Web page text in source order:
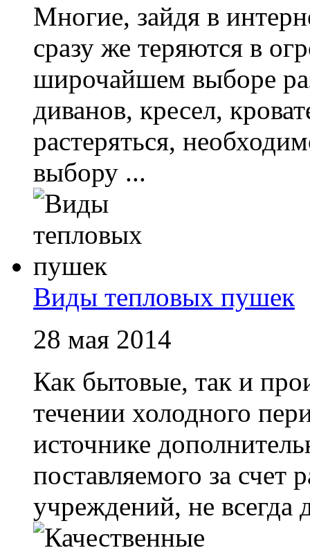
Многие, зайдя в
сразу же теряются в
широчайшем выборе
диванов, кресел,
растеряться,
выбору ...
Виды тепловых пушек
28 мая 2014
Как бытовые, так и
течении холодного
источнике
поставляемого за
учреждений, не всегда